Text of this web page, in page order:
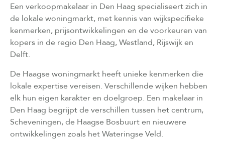
Een verkoopmakelaar in Den Haag specialiseert zich in
de lokale woningmarkt, met kennis van wijkspecifieke
kenmerken, prijsontwikkelingen en de voorkeuren van
kopers in de regio Den Haag, Westland, Rijswijk en
Delft.
De Haagse woningmarkt heeft unieke kenmerken die
lokale expertise vereisen. Verschillende wijken hebben
elk hun eigen karakter en doelgroep. Een makelaar in
Den Haag begrijpt de verschillen tussen het centrum,
Scheveningen, de Haagse Bosbuurt en nieuwere
ontwikkelingen zoals het Wateringse Veld.